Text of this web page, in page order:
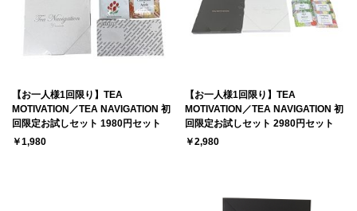
【お一人様1回限り】TEA
MOTIVATION／TEA NAVIGATION 初
回限定お試しセット 1980円セット
￥1,980
【お一人様1回限り】TEA
MOTIVATION／TEA NAVIGATION 初
回限定お試しセット 2980円セット
￥2,980